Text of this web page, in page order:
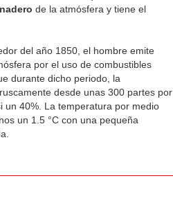
de la atmósfera y tiene el
del año 1850, el hombre emite
por el uso de combustibles
durante dicho periodo, la
desde unas 300 partes por
un 40%. La temperatura por medio
un 1.5 °C con una pequeña